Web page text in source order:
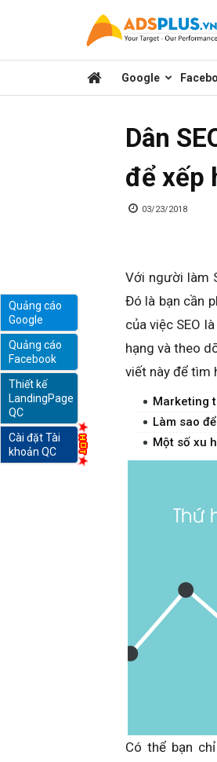
Google
Dân
để xếp
03/23/2018
Với người làm
Đó là bạn cần
của việc SEO
hạng và theo
viết này để tìm
Marketing
Làm sao
Một số xu
Có thể bạn
Quảng cáo
Google
Quảng cáo
Facebook
Thiết kế
LandingPage
QC
Cài đặt Tài
khoản QC